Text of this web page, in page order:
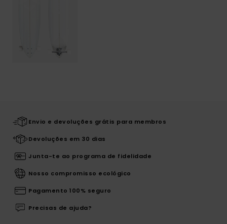
Envio e devoluções grátis para membros
Devoluções em 30 dias
Junta-te ao programa de fidelidade
Nosso compromisso ecológico
Pagamento 100% seguro
Precisas de ajuda?